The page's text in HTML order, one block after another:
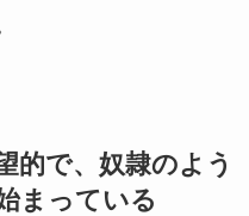
的で、奴隷のよう
まっている